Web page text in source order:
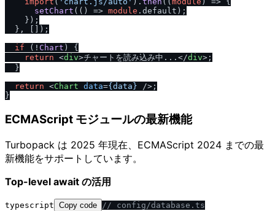
setChart ( () => module . default );
    });
  }, []);
if (! Chart ) {
return <div>チャートを読み込み中... </div> ;
  }
return <Chart data={data} /> ;
ECMAScript モジュールの最新機能
Turbopack は 2025 年現在、ECMAScript 2024 までの最
新機能をサポートしています。
Top-level await の活用
typescript Copy code // config/database.ts